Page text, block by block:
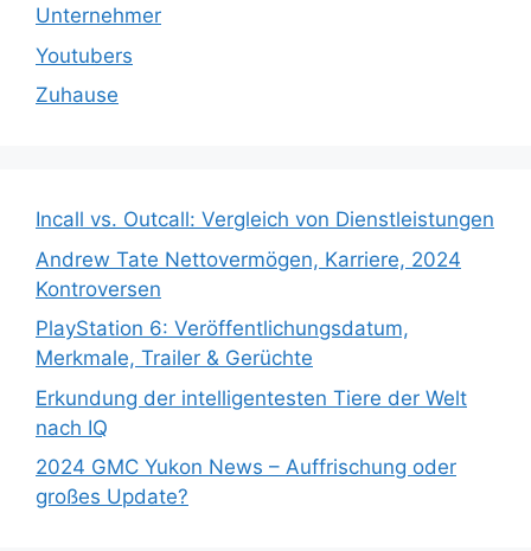
Unternehmer
Youtubers
Zuhause
Incall vs. Outcall: Vergleich von Dienstleistungen
Andrew Tate Nettovermögen, Karriere, 2024
Kontroversen
PlayStation 6: Veröffentlichungsdatum,
Merkmale, Trailer & Gerüchte
Erkundung der intelligentesten Tiere der Welt
nach IQ
2024 GMC Yukon News – Auffrischung oder
großes Update?